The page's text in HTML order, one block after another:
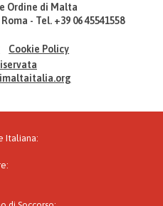
Ordine di Malta
- Tel. +39 06 45541558
Cookie Policy
Italiana: